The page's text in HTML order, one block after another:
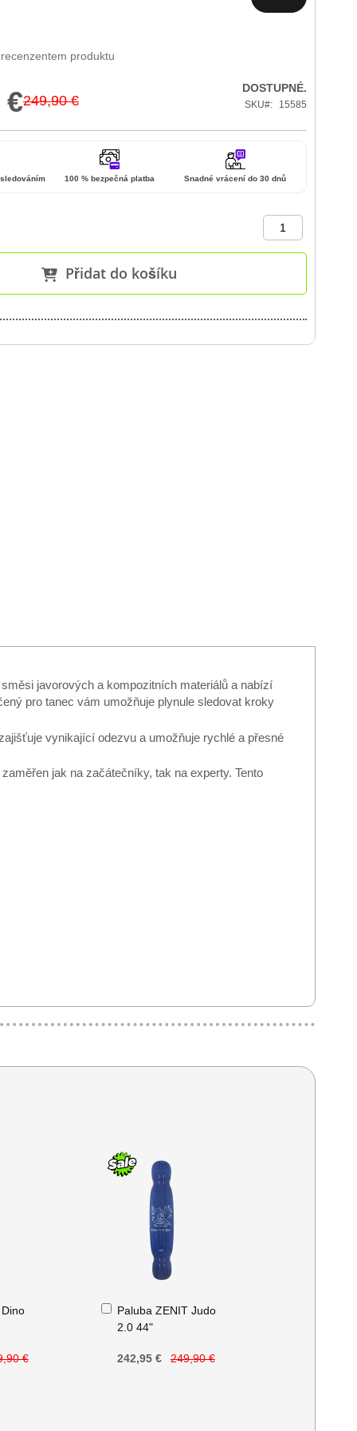
produktu
€249,90 €
DOSTUPNÉ.
SKU 15585
100 % bezpečná platba Snadné vrácení do 30 dnů
Přidat do košíku
javorových a kompozitních materiálů a nabízí
pro tanec vám umožňuje plynule sledovat kroky
vynikající odezvu a umožňuje rychlé a přesné
jak na začátečníky, tak na experty. Tento
€
Paluba ZENIT Judo
2.0 44"
242,95 € 249,90 €
Přidat
do
košíku